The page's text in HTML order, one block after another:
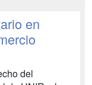
por los
en
del